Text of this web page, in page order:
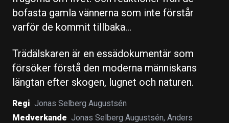
bofasta gamla vännerna som inte förstår
varför de kommit tillbaka…
Trädälskaren är en essädokumentär som
försöker förstå den moderna människans
längtan efter skogen, lugnet och naturen.
Regi Jonas Selberg Augustsén
Medverkande Jonas Selberg Augustsén, Anders